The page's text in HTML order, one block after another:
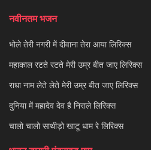
नवीनतम भजन
भोले तेरी नगरी में दीवाना तेरा आया लिरिक्स
महाकाल रटते रटते मेरी उम्र बीत जाए लिरिक्स
राधा नाम लेते लेते मेरी उम्र बीत जाए लिरिक्स
दुनिया में महादेव देव है निराले लिरिक्स
चालो चालो साथीड़ो खाटू धाम रे लिरिक्स